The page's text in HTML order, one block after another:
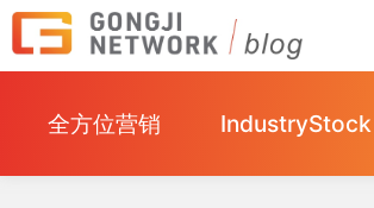
全方位营销 IndustryStock